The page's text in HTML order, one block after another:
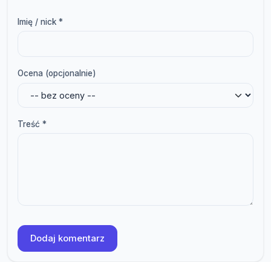
Imię / nick *
Ocena (opcjonalnie)
Treść *
Dodaj komentarz